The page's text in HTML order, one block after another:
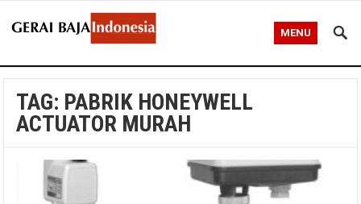
MENU
TAG: PABRIK HONEYWELL
ACTUATOR MURAH